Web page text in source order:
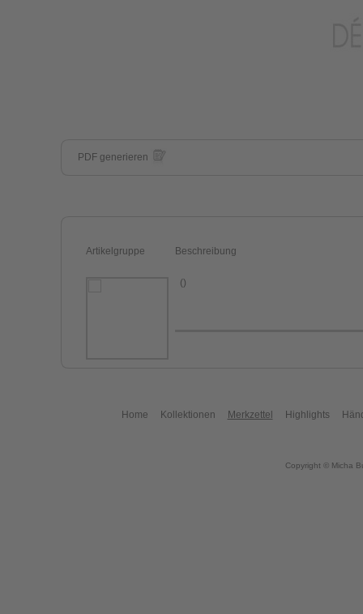
PDF generieren
Artikelgruppe Beschreibung
()
Home Kollektionen Merkzettel Highlights
Copyright © Micha